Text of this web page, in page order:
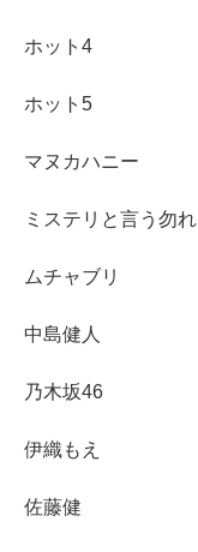
ホット4
ホット5
マヌカハニー
ミステリと言う勿れ
ムチャブリ
中島健人
乃木坂46
伊織もえ
佐藤健